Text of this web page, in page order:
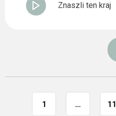
Znaszli ten kraj
1 … 11